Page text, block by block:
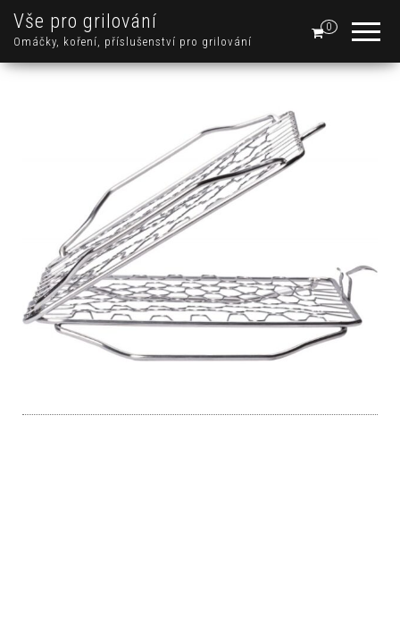
Vše pro grilování
Omáčky, koření, příslušenství pro grilování
0